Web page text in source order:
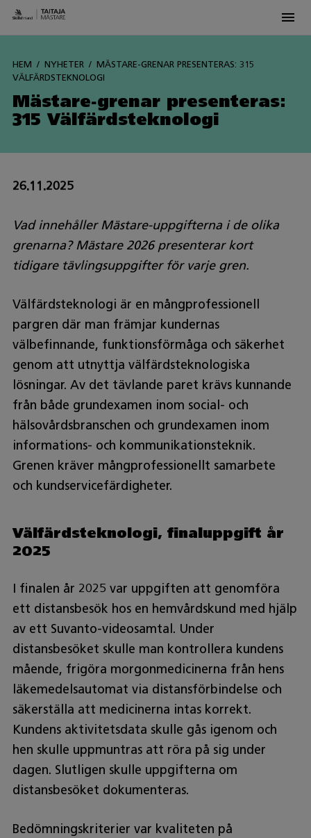
HEM NYHETER
MÄSTARE-GRENAR PRESENTERAS: 315
VÄLFÄRDSTEKNOLOGI
Mästare-grenar presenteras:
315 Välfärdsteknologi
26.11.2025
Vad innehåller Mästare-uppgifterna i de olika
grenarna? Mästare 2026 presenterar kort
tidigare tävlingsuppgifter för varje gren.
Välfärdsteknologi är en mångprofessionell
pargren där man främjar kundernas
välbefinnande, funktionsförmåga och säkerhet
genom att utnyttja välfärdsteknologiska
lösningar. Av det tävlande paret krävs kunnande
från både grundexamen inom social- och
hälsovårdsbranschen och grundexamen inom
informations- och kommunikationsteknik.
Grenen kräver mångprofessionellt samarbete
och kundservicefärdigheter.
Välfärdsteknologi, finaluppgift år
2025
I finalen år 2025 var uppgiften att genomföra
ett distansbesök hos en hemvårdskund med hjälp
av ett Suvanto-videosamtal. Under
distansbesöket skulle man kontrollera kundens
mående, frigöra morgonmedicinerna från hens
läkemedelsautomat via distansförbindelse och
säkerställa att medicinerna intas korrekt.
Kundens aktivitetsdata skulle gås igenom och
hen skulle uppmuntras att röra på sig under
dagen. Slutligen skulle uppgifterna om
distansbesöket dokumenteras.
Bedömningskriterier var kvaliteten på